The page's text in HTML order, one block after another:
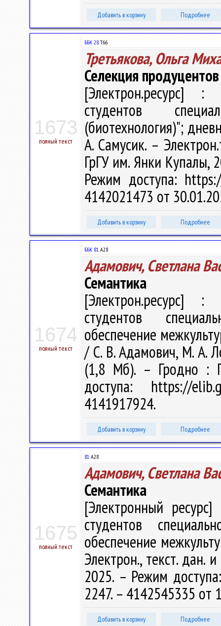
Добавить в корзину Подробнее
1673
полный текст
ББК 28.Т66
Третьякова, Ольга
Селекция продуцентов
[Электрон.ресурс] :
студентов
(биотехнология)";
А. Самусик. –
ГрГУ им. Янки Купалы,
Режим доступа:
4142021473 от
Добавить в корзину Подробнее
1674
полный текст
ББК 81.А28
Адамович, Светлана
Семантика
[Электрон.ресурс] :
студентов
обеспечение
/ С. В. Адамович, М. А.
(1,8 Мб). – Гродно :
доступа: https://
4141917924.
Добавить в корзину Подробнее
1675
полный текст
81 А28
Адамович, Светлана
Семантика
[Электронный
студентов
обеспечение
Электрон., текст. дан.
2025. – Режим
2247. – 4142545335 от
Добавить в корзину Подробнее